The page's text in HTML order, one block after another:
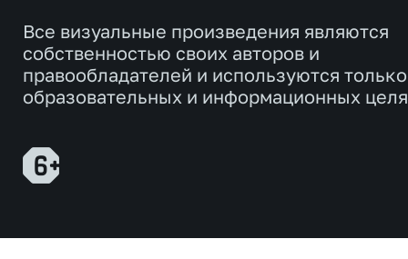
Все визуальные произведения являются
собственностью своих авторов и
правообладателей и используются
образовательных и информационных